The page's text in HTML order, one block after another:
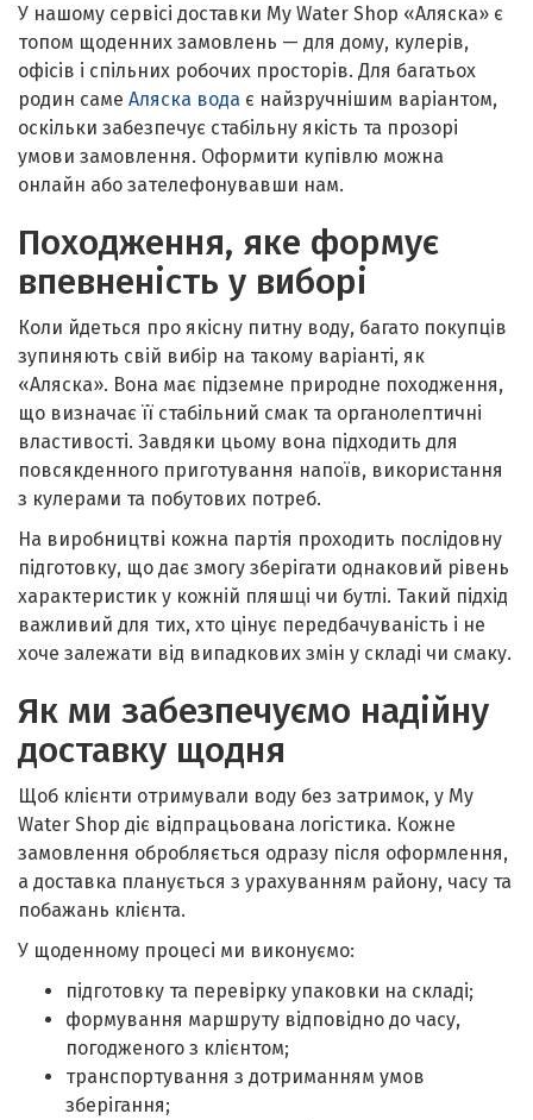
У нашому сервісі доставки My Water Shop «Аляска» є
топом щоденних замовлень — для дому, кулерів,
офісів і спільних робочих просторів. Для багатьох
родин саме Аляска вода є найзручнішим варіантом,
оскільки забезпечує стабільну якість та прозорі
умови замовлення. Оформити купівлю можна
онлайн або зателефонувавши нам.
Походження, яке формує
впевненість у виборі
Коли йдеться про якісну питну воду, багато покупців
зупиняють свій вибір на такому варіанті, як
«Аляска». Вона має підземне природне походження,
що визначає її стабільний смак та органолептичні
властивості. Завдяки цьому вона підходить для
повсякденного приготування напоїв, використання
з кулерами та побутових потреб.
На виробництві кожна партія проходить послідовну
підготовку, що дає змогу зберігати однаковий рівень
характеристик у кожній пляшці чи бутлі. Такий підхід
важливий для тих, хто цінує передбачуваність і не
хоче залежати від випадкових змін у складі чи смаку.
Як ми забезпечуємо надійну
доставку щодня
Щоб клієнти отримували воду без затримок, у My
Water Shop діє відпрацьована логістика. Кожне
замовлення обробляється одразу після оформлення,
а доставка планується з урахуванням району, часу та
побажань клієнта.
У щоденному процесі ми виконуємо:
підготовку та перевірку упаковки на складі;
формування маршруту відповідно до часу,
погодженого з клієнтом;
транспортування з дотриманням умов
зберігання;